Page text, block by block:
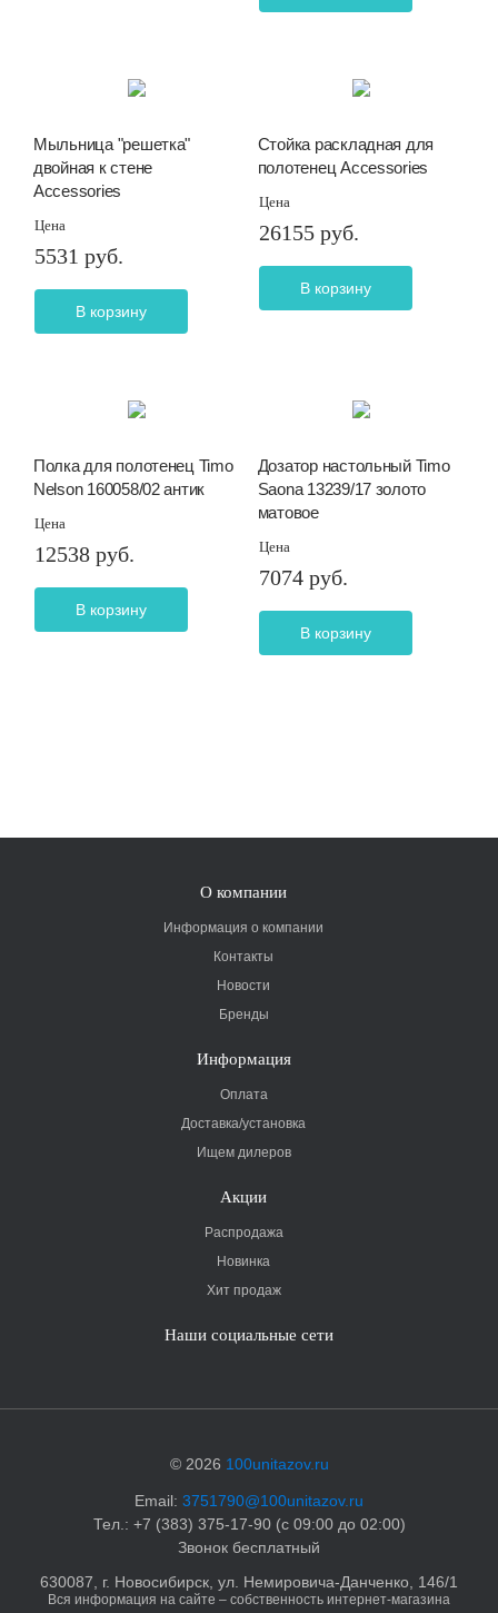
Мыльница "решетка"
двойная к стене
Accessories
Цена
5531 руб.
В корзину
Стойка раскладная для
полотенец Accessories
Цена
26155 руб.
В корзину
Полка для полотенец Timo
Nelson 160058/02 антик
Цена
12538 руб.
В корзину
Дозатор настольный Timo
Saona 13239/17 золото
матовое
Цена
7074 руб.
В корзину
О компании
Информация о компании
Контакты
Новости
Бренды
Информация
Оплата
Доставка/установка
Ищем дилеров
Акции
Распродажа
Новинка
Хит продаж
Наши социальные сети
© 2026 100unitazov.ru
Email: 3751790@100unitazov.ru
Тел.: +7 (383) 375-17-90 (с 09:00 до 02:00)
Звонок бесплатный
630087, г. Новосибирск, ул. Немировича-Данченко, 146/1
Вся информация на сайте – собственность интернет-магазина